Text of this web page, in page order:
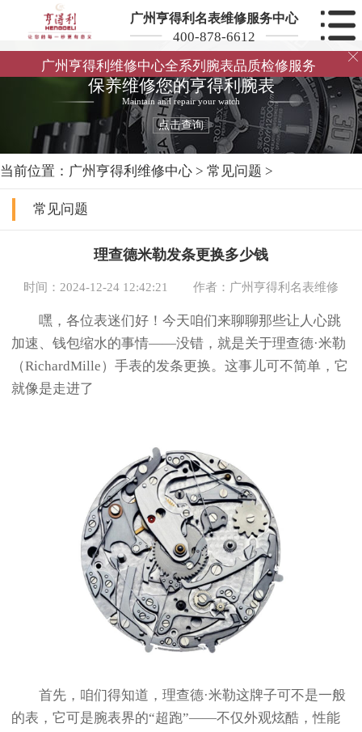
广州亨得利名表维修服务中心
400-878-6612
广州亨得利维修中心全系列腕表品质检修服务

保养维修您的亨得利腕表
Maintain and repair your watch
点击查询
当前位置： 广州亨得利维修中心 > 常见问题 >
常见问题
理查德米勒发条更换多少钱
时间：2024-12-24 12:42:21 作者：广州亨得利名表维修
嘿，各位表迷们好！今天咱们来聊聊那些让人心跳
加速、钱包缩水的事情——没错，就是关于理查德·米勒
（RichardMille）手表的发条更换。这事儿可不简单，它
就像是走进了
首先，咱们得知道，理查德·米勒这牌子可不是一般
的表，它可是腕表界的“超跑”——不仅外观炫酷，性能